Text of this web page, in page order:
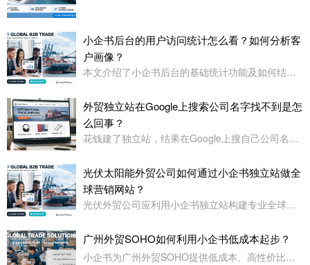
小企书后台的用户访问统计怎么看？如何分析客
户画像？
本文介绍了小企书后台的基础统计功能及如何结合专业工具进行客户画像分析，涵盖访问数据、用户行为及画像构建方法。
外贸独立站在Google上搜索公司名字找不到是怎
么回事？
花钱建了独立站，结果在Google上搜自己公司名字都找不到——这事儿太正常了
光伏太阳能外贸公司如何通过小企书独立站做全
球营销网站？
光伏外贸公司应利用小企书独立站构建专业全球营销平台，注重多语言、多货币支持、内容展示与SEO优化，系统化推广以提升询盘。
广州外贸SOHO如何利用小企书低成本起步？
小企书为广州外贸SOHO提供低成本、高性价比的B2B外贸网站，功能齐全，支持多语言、SEO、营销工具，适合起步阶段低成本启动。